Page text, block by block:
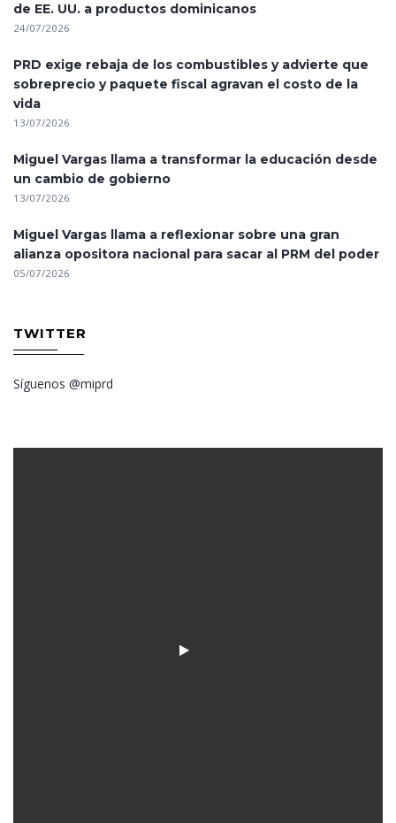
de EE. UU. a productos dominicanos
24/07/2026
PRD exige rebaja de los combustibles y advierte que
sobreprecio y paquete fiscal agravan el costo de la
vida
13/07/2026
Miguel Vargas llama a transformar la educación desde
un cambio de gobierno
13/07/2026
Miguel Vargas llama a reflexionar sobre una gran
alianza opositora nacional para sacar al PRM del poder
05/07/2026
TWITTER
Síguenos @miprd